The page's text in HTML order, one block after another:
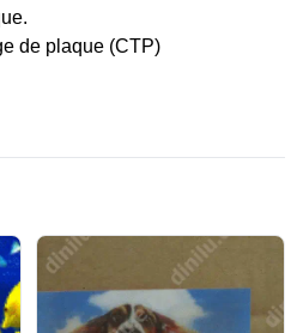
de plaque (CTP)